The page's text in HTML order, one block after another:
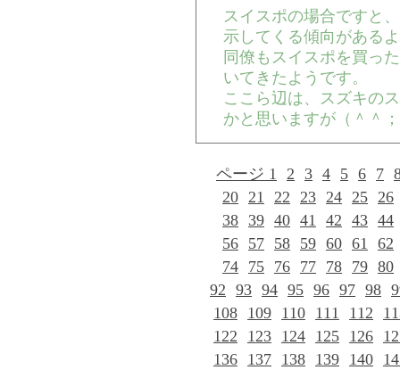
スイスポの場合ですと
示してくる傾向がある
同僚もスイスポを買っ
いてきたようです。
ここら辺は、スズキの
かと思いますが（＾＾；
ページ 1 2 3 4 5 6 7
20 21 22 23 24 25 26
38 39 40 41 42 43 44
56 57 58 59 60 61 62
74 75 76 77 78 79 80
92 93 94 95 96 97 98
108 109 110 111 112
122
123 124 125 126
136 137 138 139 140